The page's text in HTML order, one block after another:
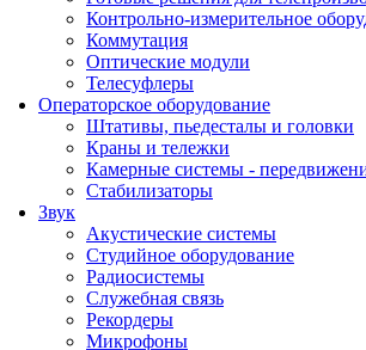
Контрольно-измерительное
Коммутация
Оптические модули
Телесуфлеры
Операторское оборудование
Штативы, пьедесталы и головки
Краны и тележки
Камерные системы -
Стабилизаторы
Звук
Акустические системы
Студийное оборудование
Радиосистемы
Служебная связь
Рекордеры
Микрофоны